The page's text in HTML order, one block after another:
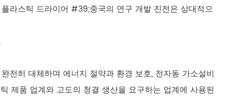
라스틱 드라이어 #39;중국의 연구 개발 진전은 상대적으
전히 대체하며 에너지 절약과 환경 보호, 전자동 가소설비
제품 업계와 고도의 청결 생산을 요구하는 업계에 사용된